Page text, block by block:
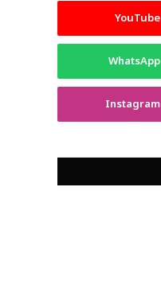
YouTube
WhatsApp
Instagram